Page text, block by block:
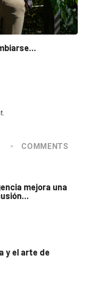
COMMENTS
mejora una
y el arte de